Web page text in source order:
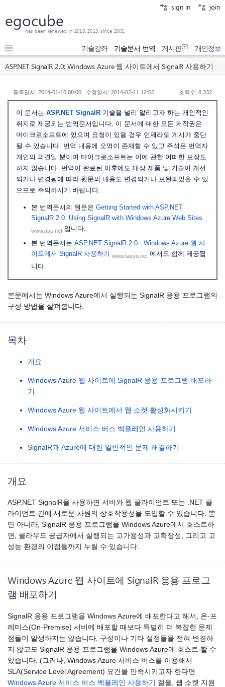
sign in join
egocube
has been renewed in 2018, 2013, since 2001.
기술강좌 기술문서 번역 게시판(구) 개인정보
ASP.NET SignalR 2.0: Windows Azure 웹 사이트에서 SignalR 사용하기
등록일시: 2014-01-16 08:00, 수정일시: 2014-02-11 12:02 조회수: 8,332
이 문서는 ASP.NET SignalR 기술을 널리 알리고자 하는 개인적인
취지로 제공되는 번역문서입니다. 이 문서에 대한 모든 저작권은
마이크로소프트에 있으며 요청이 있을 경우 언제라도 게시가 중단
될 수 있습니다. 번역 내용에 오역이 존재할 수 있고 주석은 번역자
개인의 의견일 뿐이며 마이크로소프트는 이에 관한 어떠한 보장도
하지 않습니다. 번역이 완료된 이후에도 대상 제품 및 기술이 개선
되거나 변경됨에 따라 원문의 내용도 변경되거나 보완되었을 수 있
으므로 주의하시기 바랍니다.
본 번역문서의 원문은 Getting Started with ASP.NET
SignalR 2.0: Using SignalR with Windows Azure Web Sites
www.asp.net 입니다.
본 번역문서는 ASP.NET SignalR 2.0 : Windows Azure 웹 사
이트에서 SignalR 사용하기 www.taeyo.net 에서도 함께 제공됩
니다.
본문에서는 Windows Azure에서 실행되는 SignalR 응용 프로그램의
구성 방법을 살펴봅니다.
목차
개요
Windows Azure 웹 사이트에 SignalR 응용 프로그램 배포하
기
Windows Azure 웹 사이트에서 웹 소켓 활성화시키기
Windows Azure 서비스 버스 백플레인 사용하기
SignalR과 Azure에 대한 일반적인 문제 해결하기
개요
ASP.NET SignalR을 사용하면 서버와 웹 클라이언트 또는 .NET 클
라이언트 간에 새로운 차원의 상호작용성을 도입할 수 있습니다. 뿐
만 아니라, SignalR 응용 프로그램을 Windows Azure에서 호스트하
면, 클라우드 공급자에서 실행되는 고가용성과 고확장성, 그리고 고
성능 환경의 이점들까지 누릴 수 있습니다.
Windows Azure 웹 사이트에 SignalR 응용 프로그
램 배포하기
SignalR 응용 프로그램을 Windows Azure에 배포한다고 해서, 온-프
레미스(On-Premise) 서버에 배포할 때보다 특별히 더 복잡한 문제
점들이 발생하지는 않습니다. 구성이나 기타 설정들을 전혀 변경하
지 않고도 SignalR 응용 프로그램을 Windows Azure에 호스트 할 수
있습니다. (그러나, Windows Azure 서비스 버스를 이용해서
SLA(Service Level Agreement) 요건을 만족시키고자 한다면
Windows Azure 서비스 버스 백플레인 사용하기 절을, 웹 소켓 지원